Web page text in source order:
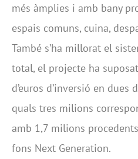
més àmplies i amb bany
espais comuns, cuina,
També s’ha millorat el
total, el projecte ha
d’euros d’inversió en dues
quals tres milions
amb 1,7 milions
fons Next Generation.